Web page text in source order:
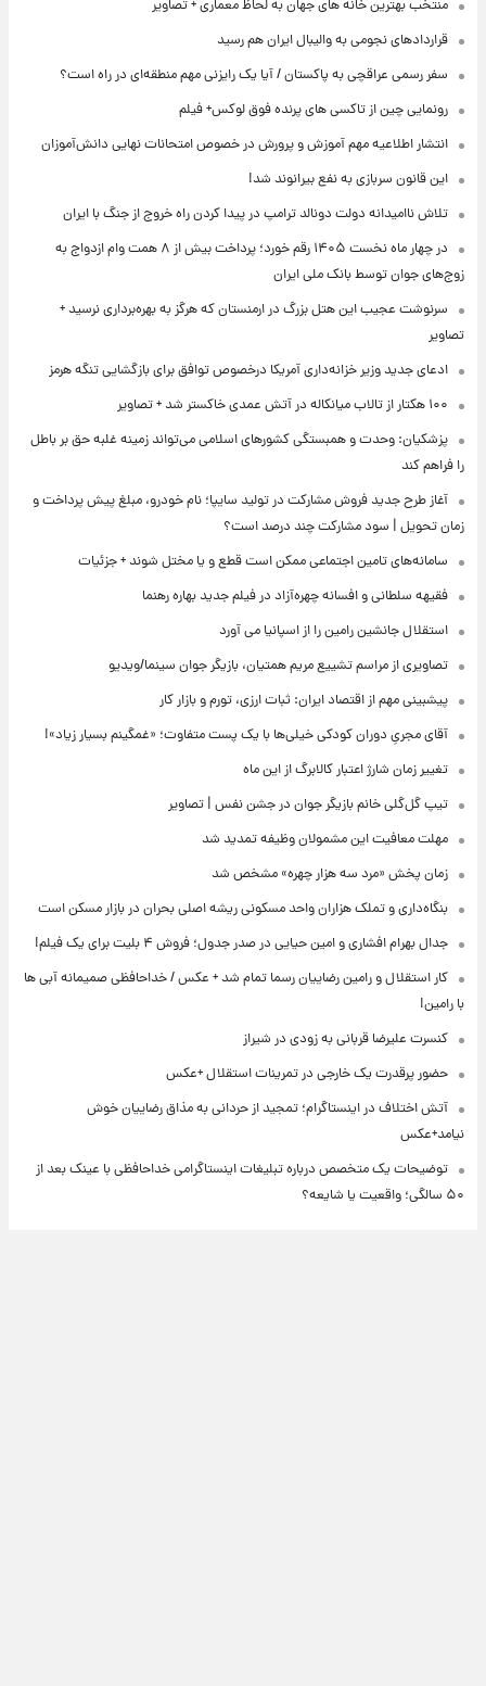
منتخب بهترین خانه های جهان به لحاظ معماری + تصاویر
قراردادهای نجومی به والیبال ایران هم رسید
سفر رسمی عراقچی به پاکستان / آیا یک رایزنی مهم منطقه‌ای در راه است؟
رونمایی چین از تاکسی های پرنده فوق لوکس+ فیلم
انتشار اطلاعیه مهم آموزش و پرورش در خصوص امتحانات نهایی دانش‌آموزان
این قانون سربازی به نفع بیرانوند شد!
تلاش ناامیدانه‌ دولت دونالد ترامپ در پیدا کردن راه خروج از جنگ با ایران
در چهار ماه نخست ۱۴۰۵ رقم خورد؛ پرداخت بیش از ۸ همت وام ازدواج به
زوج‌های جوان توسط بانک ملی ایران
سرنوشت عجیب این هتل بزرگ در ارمنستان که هرگز به بهره‌برداری نرسید +
تصاویر
ادعای جدید وزیر خزانه‌داری آمریکا درخصوص توافق برای بازگشایی تنگه هرمز
۱۰۰ هکتار از تالاب میانکاله در آتش عمدی خاکستر شد + تصاویر
پزشکیان: وحدت و همبستگی کشورهای اسلامی می‌تواند زمینه غلبه حق بر باطل
را فراهم کند
آغاز طرح جدید فروش مشارکت در تولید سایپا؛ نام خودرو، مبلغ پیش پرداخت و
زمان تحویل | سود مشارکت چند درصد است؟
سامانه‌های تامین اجتماعی ممکن است قطع و یا مختل شوند + جزئیات
فقیهه سلطانی و افسانه چهره‌آزاد در فیلم جدید بهاره رهنما
استقلال جانشین رامین را از اسپانیا می آورد
تصاویری از مراسم تشییع مریم همتیان، بازیگر جوان سینما/ویدیو
پیشبینی مهم از اقتصاد ایران: ثبات ارزی، تورم و بازار کار
آقای مجریِ دوران کودکی خیلی‌ها با یک پست متفاوت؛ «غمگینم بسیار زیاد»!
تغییر زمان شارژ اعتبار کالابرگ از این ماه
تیپ گل‌گلی خانم بازیگر جوان در جشن نفس | تصاویر
مهلت معافیت این مشمولان وظیفه تمدید شد
زمان پخش «مرد سه هزار چهره» مشخص شد
بنگاه‌داری و تملک هزاران واحد مسکونی ریشه اصلی بحران در بازار مسکن است
جدال بهرام افشاری و امین حیایی در صدر جدول؛ فروش ۴ بلیت برای یک فیلم!
کار استقلال و رامین رضاییان رسما تمام شد + عکس / خداحافظی صمیمانه آبی ها
با رامین!
کنسرت علیرضا قربانی به زودی در شیراز
حضور پرقدرت یک خارجی در تمرینات استقلال +عکس
آتش اختلاف در اینستاگرام؛ تمجید از حردانی به مذاق رضاییان خوش
نیامد+عکس
توضیحات یک متخصص درباره تبلیغات اینستاگرامی خداحافظی با عینک بعد از
۵۰ سالگی؛ واقعیت یا شایعه؟